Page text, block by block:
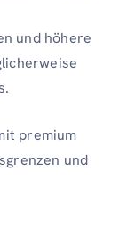
und höhere
premium
und